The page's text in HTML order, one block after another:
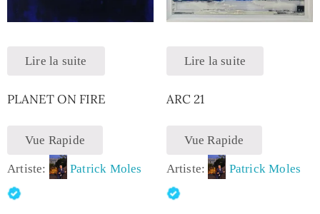
Lire la suite
PLANET ON FIRE
Vue Rapide
Artiste: Patrick Moles
Lire la suite
ARC 21
Vue Rapide
Artiste: Patrick Moles